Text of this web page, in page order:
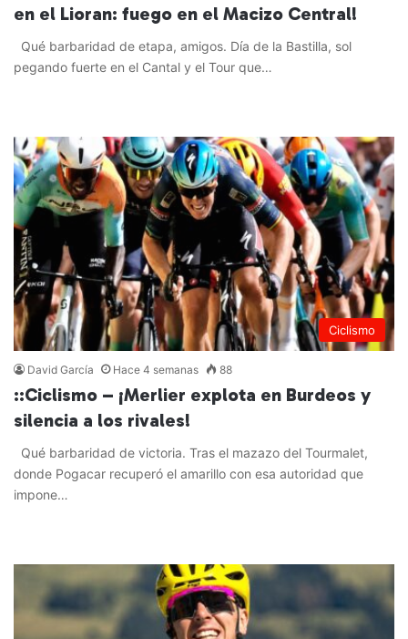
en el Lioran: fuego en el Macizo Central!
Qué barbaridad de etapa, amigos. Día de la Bastilla, sol
pegando fuerte en el Cantal y el Tour que…
Ciclismo
David García Hace 4 semanas 88
::Ciclismo – ¡Merlier explota en Burdeos y
silencia a los rivales!
Qué barbaridad de victoria. Tras el mazazo del Tourmalet,
donde Pogacar recuperó el amarillo con esa autoridad que
impone…